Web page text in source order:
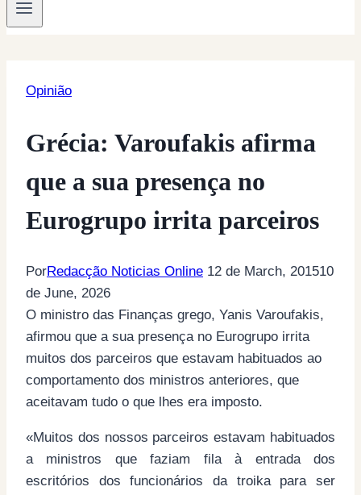
Opinião
Grécia: Varoufakis afirma
que a sua presença no
Eurogrupo irrita parceiros
PorRedacção Noticias Online 12 de March, 201510
de June, 2026
O ministro das Finanças grego, Yanis Varoufakis,
afirmou que a sua presença no Eurogrupo irrita
muitos dos parceiros que estavam habituados ao
comportamento dos ministros anteriores, que
aceitavam tudo o que lhes era imposto.
«Muitos dos nossos parceiros estavam habituados
a ministros que faziam fila à entrada dos
escritórios dos funcionários da troika para ser